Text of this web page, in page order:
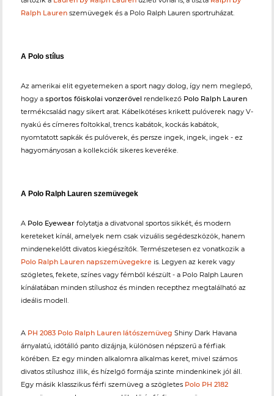
Ralph Lauren szemüvegek és a Polo Ralph Lauren sportruházat.
A Polo stílus
Az amerikai elit egyetemeken a sport nagy dolog, így nem meglepő,
hogy a sportos főiskolai vonzerővel rendelkező Polo Ralph Lauren
termékcsalád nagy sikert arat. Kábelkötéses krikett pulóverek nagy V-
nyakú és címeres foltokkal, trencs kabátok, kockás kabátok,
nyomtatott sapkák és pulóverek, és persze ingek, ingek, ingek - ez
hagyományosan a kollekciók sikeres keveréke.
A Polo Ralph Lauren szemüvegek
A Polo Eyewear folytatja a divatvonal sportos sikkét, és modern
kereteket kínál, amelyek nem csak vizuális segédeszközök, hanem
mindenekelőtt divatos kiegészítők. Természetesen ez vonatkozik a
Polo Ralph Lauren napszemüvegekre is. Legyen az kerek vagy
szögletes, fekete, színes vagy fémből készült - a Polo Ralph Lauren
kínálatában minden stílushoz és minden recepthez megtalálható az
ideális modell.
A PH 2083 Polo Ralph Lauren látószemüveg Shiny Dark Havana
árnyalatú, időtálló panto dizájnja, különösen népszerű a férfiak
körében. Ez egy minden alkalomra alkalmas keret, mivel számos
divatos stílushoz illik, és hízelgő formája szinte mindenkinek jól áll.
Egy másik klasszikus férfi szemüveg a szögletes Polo PH 2182